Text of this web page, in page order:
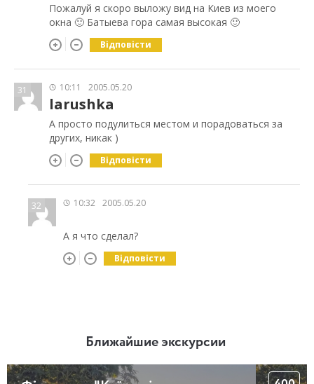
Пожалуй я скоро выложу вид на Киев из моего
окна 🙂 Батыева гора самая высокая 🙂
Відповісти
31 10:11 2005.05.20
larushka
А просто подулиться местом и порадоваться за
других, никак )
Відповісти
32 10:32 2005.05.20
А я что сделал?
Відповісти
Ближайшие экскурсии